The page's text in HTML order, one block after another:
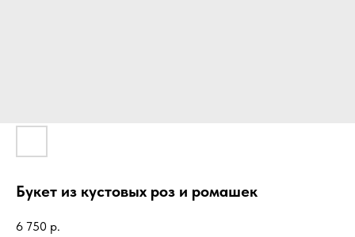
Букет из кустовых роз и ромашек
6 750 р.